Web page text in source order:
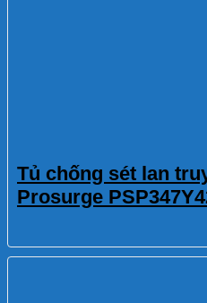
Tủ chống sét lan
Prosurge